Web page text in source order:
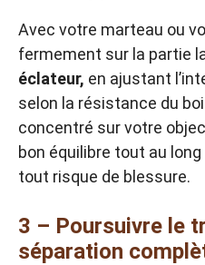
Avec votre marteau ou
fermement sur la partie
éclateur, en ajustant
selon la résistance du
concentré sur votre
bon équilibre tout au
tout risque de blessure.
3 – Poursuivre le
séparation